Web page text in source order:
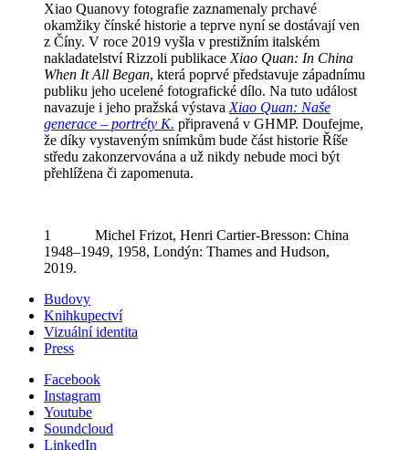
Xiao Quanovy fotografie zaznamenaly prchavé
okamžiky čínské historie a teprve nyní se dostávají ven
z Číny. V roce 2019 vyšla v prestižním italském
nakladatelství Rizzoli publikace Xiao Quan: In China
When It All Began, která poprvé představuje západnímu
publiku jeho ucelené fotografické dílo. Na tuto událost
navazuje i jeho pražská výstava Xiao Quan: Naše
generace – portréty K. připravená v GHMP. Doufejme,
že díky vystaveným snímkům bude část historie Říše
středu zakonzervována a už nikdy nebude moci být
přehlížena či zapomenuta.
1 Michel Frizot, Henri Cartier-Bresson: China
1948–1949, 1958, Londýn: Thames and Hudson,
2019.
Budovy
Knihkupectví
Vizuální identita
Press
Facebook
Instagram
Youtube
Soundcloud
LinkedIn